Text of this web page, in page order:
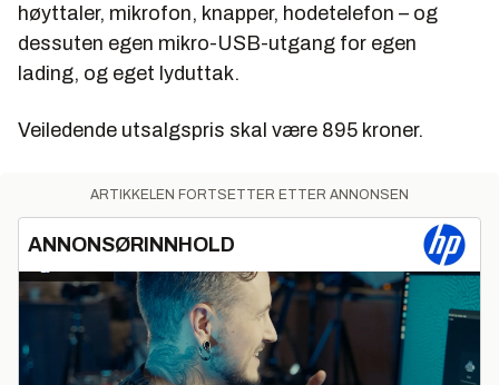
høyttaler, mikrofon, knapper, hodetelefon – og
dessuten egen mikro-USB-utgang for egen
lading, og eget lyduttak.
Veiledende utsalgspris skal være 895 kroner.
ARTIKKELEN FORTSETTER ETTER ANNONSEN
ANNONSØRINNHOLD